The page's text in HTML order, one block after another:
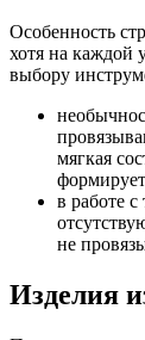
Особенность
хотя на каждой
выбору
мягкая
в работе
не
Изделия